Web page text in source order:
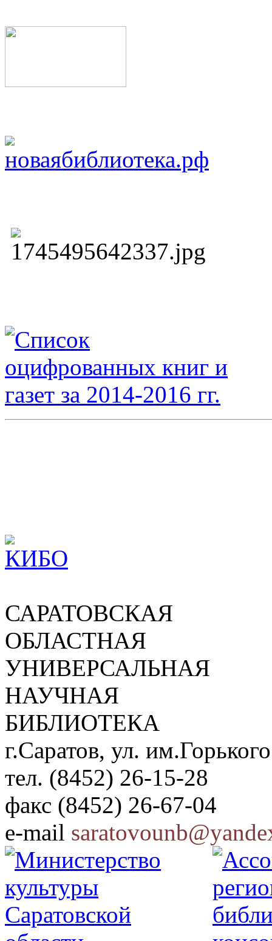
САРАТОВСКАЯ
ОБЛАСТНАЯ
УНИВЕРСАЛЬНАЯ
НАУЧНАЯ
БИБЛИОТЕКА
г.Саратов, ул.
тел. (8452) 26-15-28
факс (8452) 26-67-04
e-mail